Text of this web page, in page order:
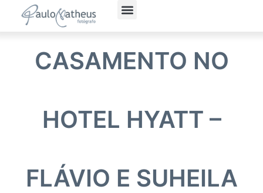
CASAMENTO NO
HOTEL HYATT –
FLÁVIO E SUHEILA